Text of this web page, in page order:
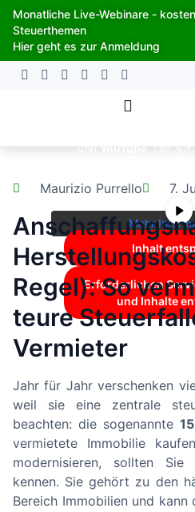
Zum
Inhalt
springen
Monatliche Live-Webinare -
Steuerthemen
Hier geht es zur Anmeldung
vonYouTube. Um auf
dass dabei Daten
Mehr
Inhalt
Erforderlichen
und Inhalte
Maurizio Purrello 7.
Regel): So
teure
Vermieter
Jahr für Jahr verschenken
weil sie eine zentrale
beachten: die sogenannte
vermietete Immobilie
modernisieren, sollten
kennen. Sie gehört zu den
Bereich Immobilien und